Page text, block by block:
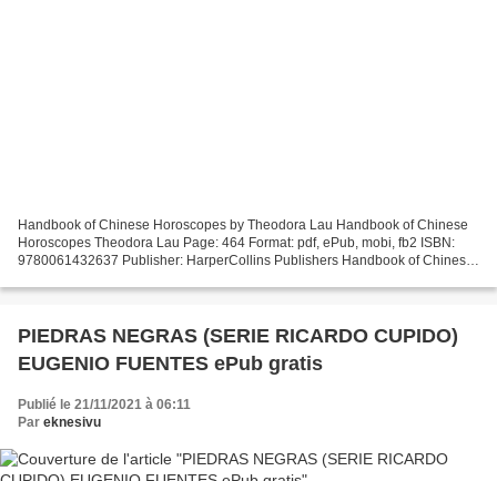
Handbook of Chinese Horoscopes by Theodora Lau Handbook of Chinese
Horoscopes Theodora Lau Page: 464 Format: pdf, ePub, mobi, fb2 ISBN:
9780061432637 Publisher: HarperCollins Publishers Handbook of Chinese
PIEDRAS NEGRAS (SERIE RICARDO CUPIDO)
EUGENIO FUENTES ePub gratis
Publié le 21/11/2021 à 06:11
Par eknesivu